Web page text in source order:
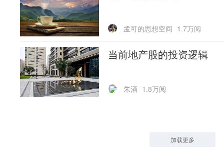
孟可的思想空间 1.7万阅
当前地产股的投资逻辑
朱酒 1.8万阅
加载更多